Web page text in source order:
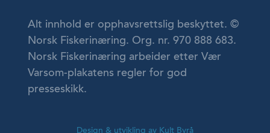
Alt innhold er opphavsrettslig beskyttet. ©
Norsk Fiskerinæring. Org. nr. 970 888 683.
Norsk Fiskerinæring arbeider etter Vær
Varsom-plakatens regler for god
presseskikk.
Design & utvikling av Kult Byrå